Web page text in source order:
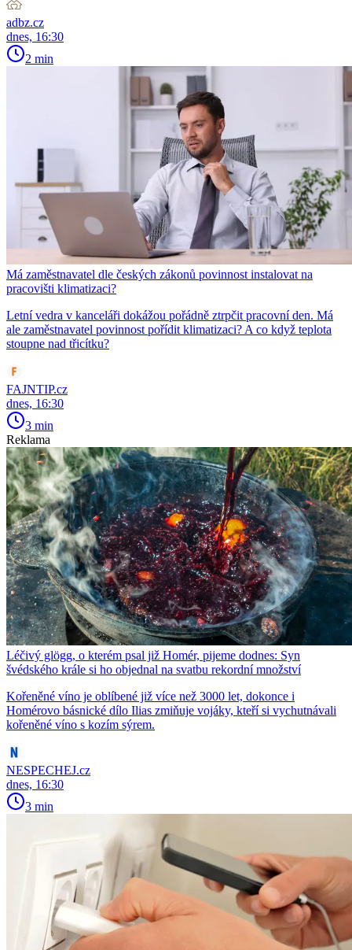
adbz.cz
dnes, 16:30
2 min
Má zaměstnavatel dle českých zákonů povinnost instalovat na
pracovišti klimatizaci?
Letní vedra v kanceláři dokážou pořádně ztrpčit pracovní den. Má
ale zaměstnavatel povinnost pořídit klimatizaci? A co když teplota
stoupne nad třicítku?
FAJNTIP.cz
dnes, 16:30
3 min
Reklama
Léčivý glögg, o kterém psal již Homér, pijeme dodnes: Syn
švédského krále si ho objednal na svatbu rekordní množství
Kořeněné víno je oblíbené již více než 3000 let, dokonce i
Homérovo básnické dílo Ilias zmiňuje vojáky, kteří si vychutnávali
kořeněné víno s kozím sýrem.
NESPECHEJ.cz
dnes, 16:30
3 min